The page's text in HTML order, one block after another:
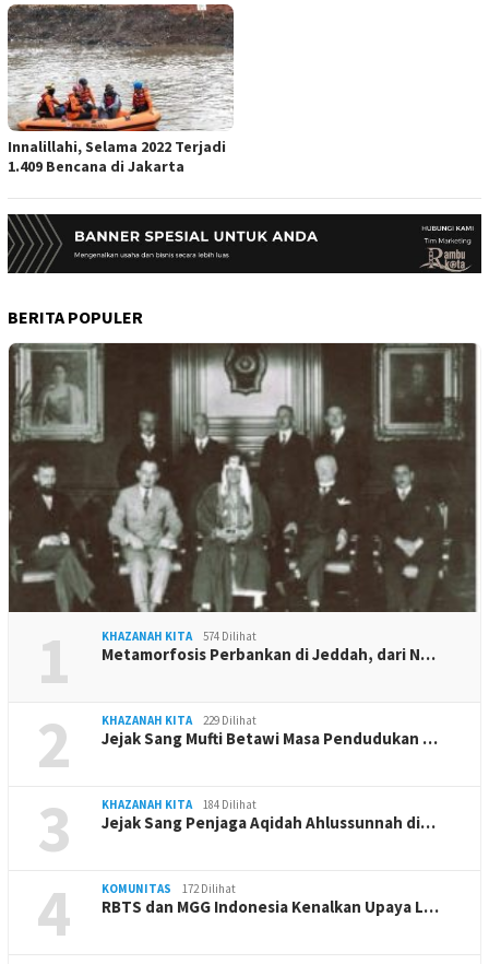
Innalillahi, Selama 2022 Terjadi
1.409 Bencana di Jakarta
BERITA POPULER
1 KHAZANAH KITA 574 Dilihat
Metamorfosis Perbankan di Jeddah, dari N…
2 KHAZANAH KITA 229 Dilihat
Jejak Sang Mufti Betawi Masa Pendudukan …
3 KHAZANAH KITA 184 Dilihat
Jejak Sang Penjaga Aqidah Ahlussunnah di…
4 KOMUNITAS 172 Dilihat
RBTS dan MGG Indonesia Kenalkan Upaya L…